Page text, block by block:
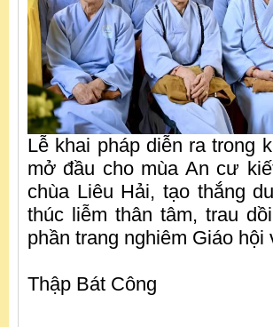
Lễ khai pháp diễn ra trong
mở đầu cho mùa An cư
chùa Liêu Hải, tạo thắng
thúc liễm thân tâm, trau
phần trang nghiêm Giáo
Thập Bát Công